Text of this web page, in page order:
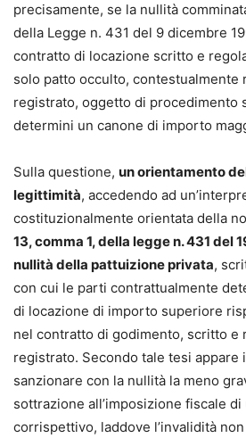
precisamente, se la nullità
della Legge n. 431 del 9 dicembre
contratto di locazione scritto e
solo patto occulto, contestualmente
registrato, oggetto di procedimento
determini un canone di importo
Sulla questione, un orientamento
legittimità, accedendo ad
costituzionalmente orientata della
13, comma 1, della legge n. 431 del
nullità della pattuizione privata,
con cui le parti contrattualmente
di locazione di importo superiore
nel contratto di godimento, scritto e
registrato. Secondo tale tesi appare
sanzionare con la nullità la meno
sottrazione all’imposizione fiscale
corrispettivo, laddove l’invalidità